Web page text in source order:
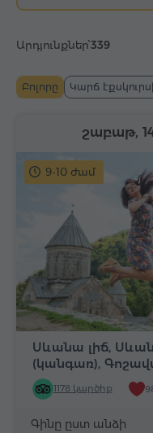
Արդյունքներ՝339
Բոլորը Կարճ
9-10 ժամ
Սևանա լիճ,
(կանգառ),
1178 կարծիք
շաբաթ,
Գինը ըստ անձի